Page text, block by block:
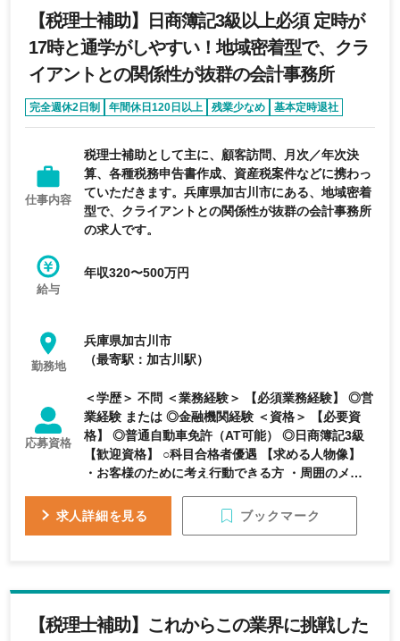
【税理士補助】日商簿記3級以上必須 定時が
17時と通学がしやすい！地域密着型で、クラ
イアントとの関係性が抜群の会計事務所
完全週休2日制 年間休日120日以上 残業少なめ
基本定時退社
第二新卒歓迎
仕事内容
税理士補助として主に、顧客訪問、月次／年次決
算、各種税務申告書作成、資産税案件などに携わっ
ていただきます。兵庫県加古川市にある、地域密着
型で、クライアントとの関係性が抜群の会計事務所
の求人です。
給与
年収320〜500万円
勤務地
兵庫県加古川市
（最寄駅：加古川駅）
応募資格
＜学歴＞ 不問 ＜業務経験＞ 【必須業務経験】 ◎営
業経験 または ◎金融機関経験 ＜資格＞ 【必要資
格】 ◎普通自動車免許（AT可能） ◎日商簿記3級
【歓迎資格】 ○科目合格者優遇 【求める人物像】
・お客様のために考え行動できる方 ・周囲のメン
・社交的で柔軟性があり積極性のある方
求人詳細を見る ブックマーク
【税理士補助】これからこの業界に挑戦した